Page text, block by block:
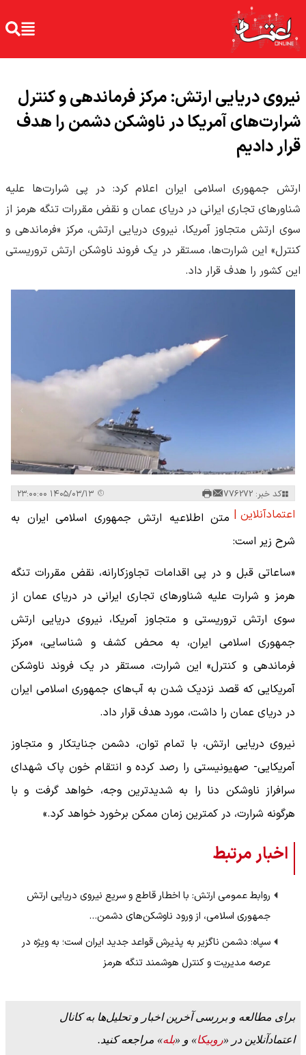
نیروی دریایی ارتش: مرکز فرماندهی و کنترل
شرارت‌های آمریکا در ناوشکن دشمن را هدف
قرار دادیم
ارتش جمهوری اسلامی ایران اعلام کرد: در پی شرارت‌ها علیه
شناورهای تجاری ایرانی در دریای عمان و نقض مقررات تنگه هرمز از
سوی ارتش متجاوز آمریکا، نیروی دریایی ارتش، مرکز «فرماندهی و
کنترل» این شرارت‌ها، مستقر در یک فروند ناوشکن ارتش تروریستی
این کشور را هدف قرار داد.
کد خبر: 776272
اعتمادآنلاین | متن اطلاعیه ارتش جمهوری اسلامی ایران به
شرح زیر است:
«ساعاتی قبل و در پی اقدامات تجاوزکارانه، نقض مقررات تنگه
هرمز و شرارت علیه شناورهای تجاری ایرانی در دریای عمان از
سوی ارتش تروریستی و متجاوز آمریکا، نیروی دریایی ارتش
جمهوری اسلامی ایران، به محض کشف و شناسایی، «مرکز
فرماندهی و کنترل» این شرارت، مستقر در یک فروند ناوشکن
آمریکایی که قصد نزدیک شدن به آب‌های جمهوری اسلامی ایران
در دریای عمان را داشت، مورد هدف قرار داد.
نیروی دریایی ارتش، با تمام توان، دشمن جنایتکار و متجاوز
آمریکایی- صهیونیستی را رصد کرده و انتقام خون پاک شهدای
سرافراز ناوشکن دنا را به شدیدترین وجه، خواهد گرفت و با
هرگونه شرارت، در کمترین زمان ممکن برخورد خواهد کرد.»
اخبار مرتبط
روابط عمومی ارتش: با اخطار قاطع و سریع نیروی دریایی ارتش
جمهوری اسلامی، از ورود ناوشکن‌های دشمن…
سپاه: دشمن ناگزیر به پذیرش قواعد جدید ایران است؛ به ویژه در
عرصه مدیریت و کنترل هوشمند تنگه هرمز
برای مطالعه و بررسی آخرین اخبار و تحلیل‌ها به کانال
اعتمادآنلاین در «روبیکا» و «بله» مراجعه کنید.